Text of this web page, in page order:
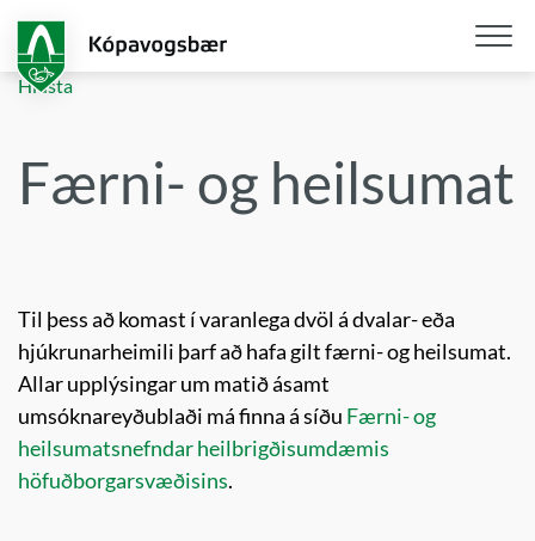
aðalefni
Hlusta
Færni- og heilsumat
Til þess að komast í varanlega dvöl á dvalar- eða
hjúkrunarheimili þarf að hafa gilt færni- og heilsumat.
Allar upplýsingar um matið ásamt
umsóknareyðublaði má finna á síðu Færni- og
heilsumatsnefndar heilbrigðisumdæmis
höfuðborgarsvæðisins.
Opna